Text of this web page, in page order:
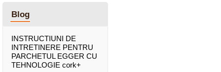
Blog
INSTRUCTIUNI DE
INTRETINERE PENTRU
PARCHETUL EGGER CU
TEHNOLOGIE cork+